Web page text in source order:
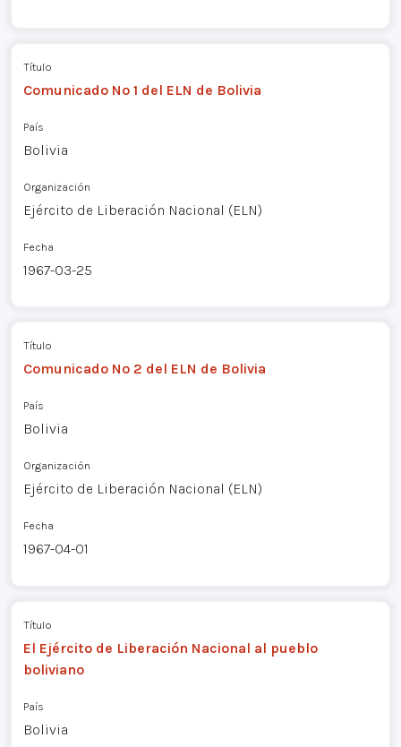
Título
Comunicado Nº 1 del ELN de Bolivia
País
Bolivia
Organización
Ejército de Liberación Nacional (ELN)
Fecha
1967-03-25
Título
Comunicado Nº 2 del ELN de Bolivia
País
Bolivia
Organización
Ejército de Liberación Nacional (ELN)
Fecha
1967-04-01
Título
El Ejército de Liberación Nacional al pueblo
boliviano
País
Bolivia